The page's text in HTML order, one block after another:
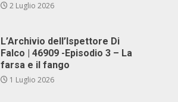
2 Luglio 2026
L’Archivio dell’Ispettore Di
Falco | 46909 -Episodio 3 – La
farsa e il fango
1 Luglio 2026